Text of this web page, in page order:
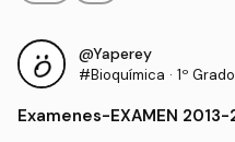
@Yaperey
#Bioquímica · 1º
Examenes-EXAMEN